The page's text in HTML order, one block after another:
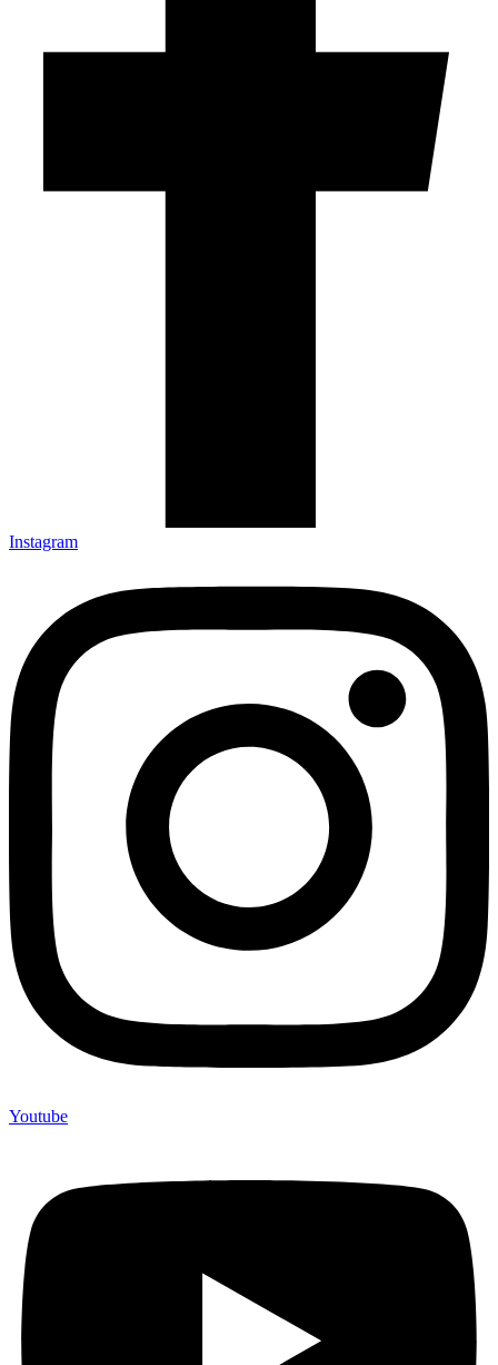
Instagram
Youtube